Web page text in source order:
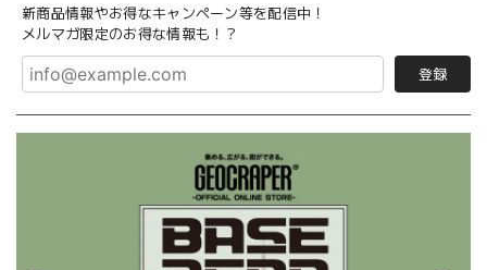
新商品情報やお得なキャンペーン等を配信中！
メルマガ限定のお得な情報も！？
登録